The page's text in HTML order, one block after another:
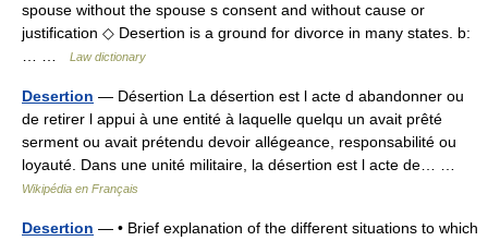
spouse without the spouse s consent and without cause or
justification ◇ Desertion is a ground for divorce in many states. b:
Law dictionary
Desertion — Désertion La désertion est l acte d abandonner ou
de retirer l appui à une entité à laquelle quelqu un avait prêté
serment ou avait prétendu devoir allégeance, responsabilité ou
loyauté. Dans une unité militaire, la désertion est l acte de… …
Wikipédia en Français
Desertion — • Brief explanation of the different situations to which